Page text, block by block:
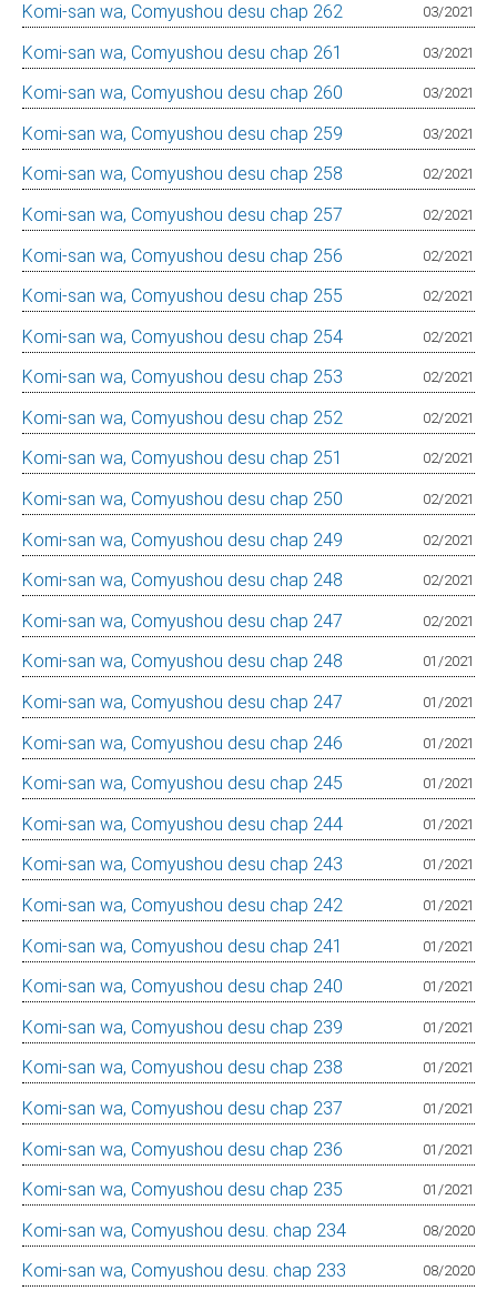
Komi-san wa, Comyushou desu chap 262 03/2021
Komi-san wa, Comyushou desu chap 261 03/2021
Komi-san wa, Comyushou desu chap 260 03/2021
Komi-san wa, Comyushou desu chap 259 03/2021
Komi-san wa, Comyushou desu chap 258 02/2021
Komi-san wa, Comyushou desu chap 257 02/2021
Komi-san wa, Comyushou desu chap 256 02/2021
Komi-san wa, Comyushou desu chap 255 02/2021
Komi-san wa, Comyushou desu chap 254 02/2021
Komi-san wa, Comyushou desu chap 253 02/2021
Komi-san wa, Comyushou desu chap 252 02/2021
Komi-san wa, Comyushou desu chap 251 02/2021
Komi-san wa, Comyushou desu chap 250 02/2021
Komi-san wa, Comyushou desu chap 249 02/2021
Komi-san wa, Comyushou desu chap 248 02/2021
Komi-san wa, Comyushou desu chap 247 02/2021
Komi-san wa, Comyushou desu chap 248 01/2021
Komi-san wa, Comyushou desu chap 247 01/2021
Komi-san wa, Comyushou desu chap 246 01/2021
Komi-san wa, Comyushou desu chap 245 01/2021
Komi-san wa, Comyushou desu chap 244 01/2021
Komi-san wa, Comyushou desu chap 243 01/2021
Komi-san wa, Comyushou desu chap 242 01/2021
Komi-san wa, Comyushou desu chap 241 01/2021
Komi-san wa, Comyushou desu chap 240 01/2021
Komi-san wa, Comyushou desu chap 239 01/2021
Komi-san wa, Comyushou desu chap 238 01/2021
Komi-san wa, Comyushou desu chap 237 01/2021
Komi-san wa, Comyushou desu chap 236 01/2021
Komi-san wa, Comyushou desu chap 235 01/2021
Komi-san wa, Comyushou desu. chap 234 08/2020
Komi-san wa, Comyushou desu. chap 233 08/2020